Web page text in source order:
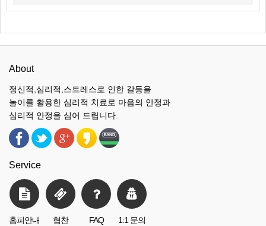
About
정신적,심리적,스트레스로 인한 갈등을
놀이를 활용한 심리적 치료로 마음의 안정과
심리적 안정을 심어 드립니다.
Service
홈피안내 협찬 FAQ 1:1 문의